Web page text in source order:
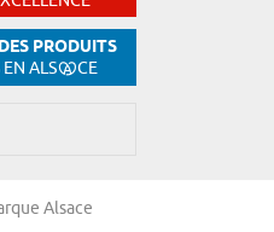
PRODUITS
ALS CE
Alsace